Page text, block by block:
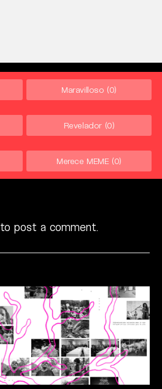
Maravilloso (0)
Revelador (0)
Merece MEME (0)
to post a comment.